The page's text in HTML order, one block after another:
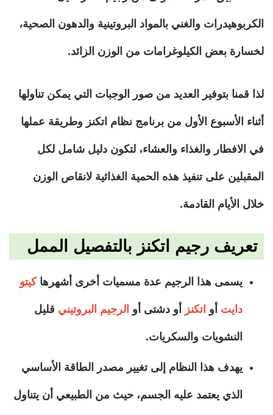
الكربوهيدرات والغني بالمواد البروتينية والدهون الصحية،
لخسارة بعض الكيلوغرامات من الوزن الزائد.
لذا قمنا بتوفير العديد من صور الوجبات التي يمكن تناولها
أثناء الأسبوع الأول من برنامج نظام اتكنز وطريقة عملها
في الافطار والغذاء والعشاء، لتكون دليل شامل لكل
المقبلين على تنفيذ هذه الحمية الغذائية لانقاص الوزن
خلال الأيام القادمة.
تعريف رجيم اتكنز بالتفصيل الممل
يسمى هذا الرجيم عدة مسميات أخرى أشهرهاكيتو
دايت أو اتكنز أو دشتى أو الرجيم البروتيني قليل
النشويات والسكريات.
يهدف هذا النظام إلى تغيير مصدر الطاقة الأساسي
الذي يعتمد عليه الجسم، حيث من الطبيعي أن يتناول